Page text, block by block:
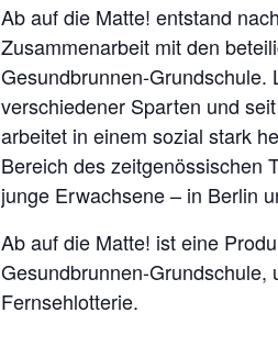
Ab auf die Matte! entstand
Zusammenarbeit mit den
Gesundbrunnen-Grundschule.
verschiedener Sparten und
arbeitet in einem sozial stark
Bereich des zeitgenössischen
junge Erwachsene – in Berlin
Ab auf die Matte! ist eine
Gesundbrunnen-Grundschule,
Fernsehlotterie.